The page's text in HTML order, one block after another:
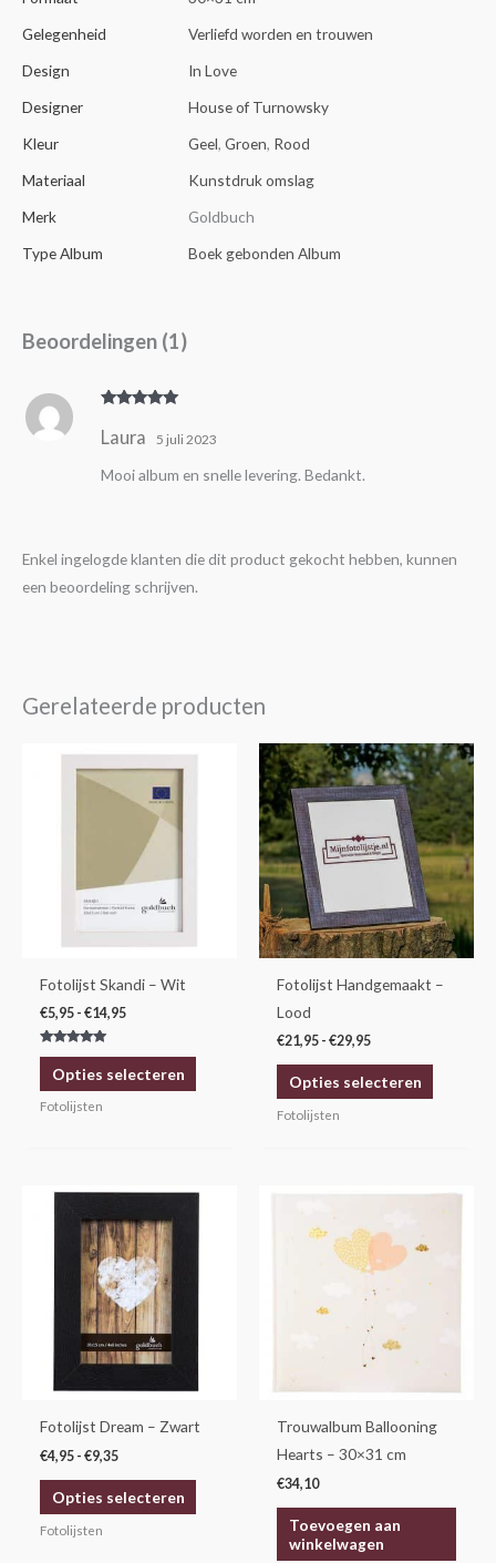
Gelegenheid
Verliefd worden en trouwen
Design
In Love
Designer
House of Turnowsky
Kleur
Geel, Groen, Rood
Materiaal
Kunstdruk omslag
Merk
Goldbuch
Type Album
Boek gebonden Album
Beoordelingen (1)
d5uit 5
Laura 5 juli 2023
Mooi album en snelle levering. Bedankt.
Enkel ingelogde klanten die dit product gekocht hebben, kunnen
een beoordeling schrijven.
Gerelateerde producten
Fotolijst Skandi – Wit
€5,95 - €14,95
€5,95
€14,95
Gewaardeerd
5.00
uit 5Opties selecteren
Dit
kan
de
productpagina
Fotolijsten
Fotolijst Handgemaakt –
Lood
€21,95 - €29,95
Prijsklasse:
€21,95
tot
€29,95
Opties selecteren
Dit
product
heeft
meerdere
variaties.
Deze
optie
kan
de
Fotolijsten
Fotolijst Dream – Zwart
€4,95 - €9,35
Prijsklasse:
tot
€9,35
Opties selecteren
Dit
kan
gekozen
productpagina
Fotolijsten
Trouwalbum Ballooning
Hearts – 30×31 cm
€34,10
Toevoegen aan
winkelwagen